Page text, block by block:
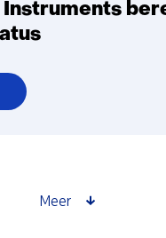
Instruments
Meer